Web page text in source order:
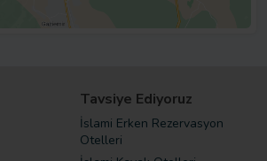
Tavsiye Ediyoruz
İslami Erken Rezervasyon
Otelleri